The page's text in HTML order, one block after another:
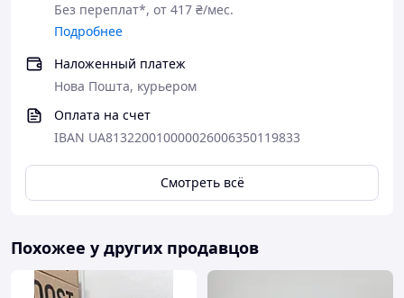
Без переплат*, от 417 ₴/мес.
Подробнее
Наложенный платеж
Нова Пошта, курьером
Оплата на счет
IBAN UA813220010000026006350119833
Смотреть всё
Похожее у других продавцов